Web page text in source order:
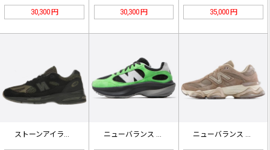
30,300 円 30,300 円 35,000 円
ストーンアイランド x ニューバラン… ニューバランス ワープ ランナー サ… ニューバランス 9060 'マッシュ…